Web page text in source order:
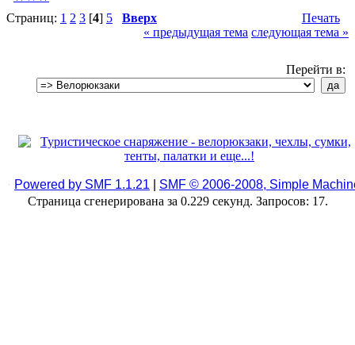
Страниц: 1 2 3 [4] 5 Вверх
Печать
« предыдущая тема следующая тема »
Перейти в:
Powered by SMF 1.1.21
SMF © 2006-2008, Simple
Страница сгенерирована за 0.229 секунд. Запросов: 17.